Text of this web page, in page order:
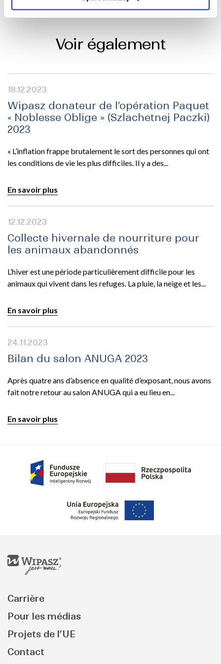
fédération.
Voir également
18.12.2023
Wipasz donateur de l’opération Paquet
« Noblesse Oblige » (Szlachetnej Paczki)
2023
« L’inflation frappe brutalement le sort des personnes qui ont
les conditions de vie les plus difficiles. Il y a des...
En savoir plus
12.12.2023
Collecte hivernale de nourriture pour
les animaux abandonnés
L’hiver est une période particulièrement difficile pour les
animaux qui vivent dans les refuges. La pluie, la neige et les...
En savoir plus
24.11.2023
Bilan du salon ANUGA 2023
Après quatre ans d’absence en qualité d’exposant, nous avons
fait notre retour au salon ANUGA qui a eu lieu en...
En savoir plus
Carrière
Pour les médias
Projets de l’UE
Contact